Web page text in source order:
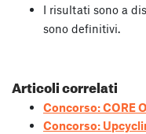
I risultati sono a
sono definitivi.
Articoli correlati
Concorso: CORE
Concorso: